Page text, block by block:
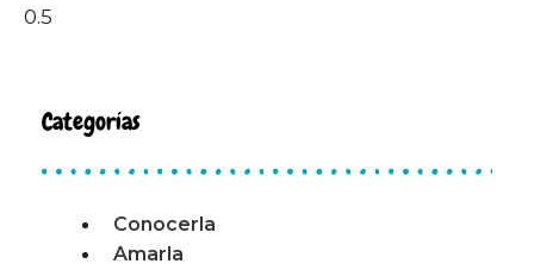
Categorías
Conocerla
Amarla